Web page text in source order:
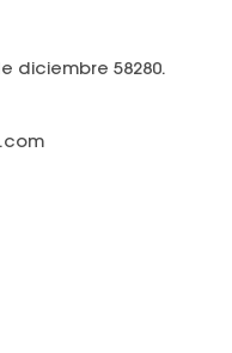
diciembre 58280.